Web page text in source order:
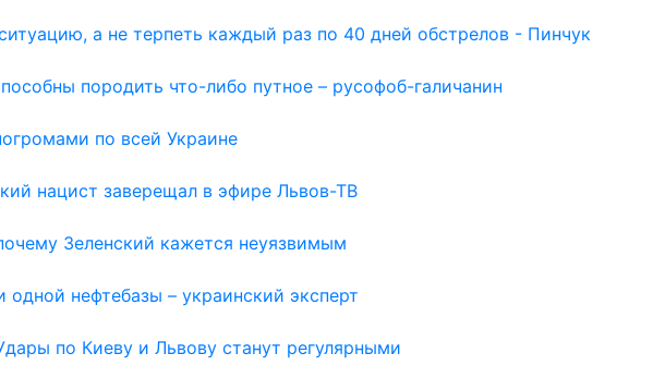
а не терпеть каждый раз по 40 дней обстрелов - Пинчук
породить что-либо путное – русофоб-галичанин
по всей Украине
нацист заверещал в эфире Львов-ТВ
Зеленский кажется неуязвимым
нефтебазы – украинский эксперт
по Киеву и Львову станут регулярными